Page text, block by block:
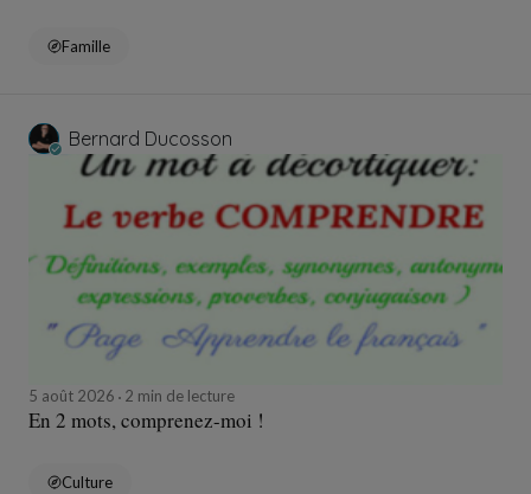
Famille
Bernard Ducosson
5 août 2026 2 min de lecture
En 2 mots, comprenez-moi !
Culture